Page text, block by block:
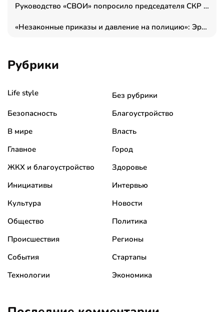
Руководство «СВОИ» попросило председателя СКР дать правовую оценку обысков в тыловом штабе
«Незаконные приказы и давление на полицию»: Эрнеста Султанова задержали у посольства Израиля во время одиночного пикета
Рубрики
Life style
Без рубрики
Безопасность
Благоустройство
В мире
Власть
Главное
Город
ЖКХ и благоустройство
Здоровье
Инициативы
Интервью
Культура
Новости
Общество
Политика
Происшествия
Регионы
События
Стартапы
Технологии
Экономика